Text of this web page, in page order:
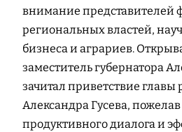
внимание представителей
региональных властей,
бизнеса и аграриев.
заместитель губернатора
зачитал приветствие главы
Александра Гусева,
продуктивного диалога и